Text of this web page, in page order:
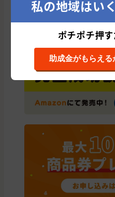
私の地域はい
ポチポチ押
助成金がもらえる